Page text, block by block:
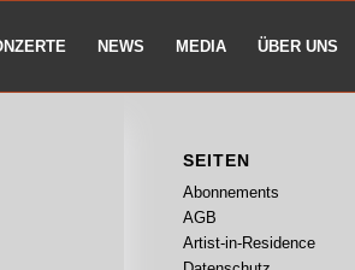
NEWS MEDIA ÜBER UNS
SEITEN
Abonnements
AGB
Artist-in-Residence